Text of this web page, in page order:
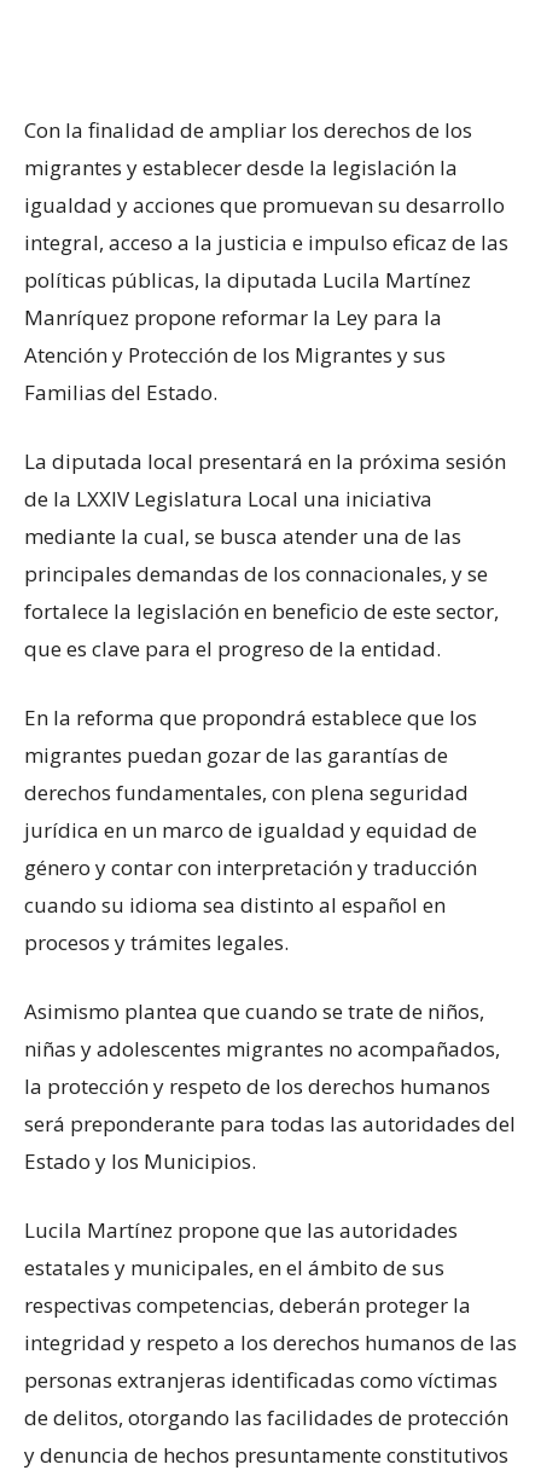
Con la finalidad de ampliar los derechos de los
migrantes y establecer desde la legislación la
igualdad y acciones que promuevan su desarrollo
integral, acceso a la justicia e impulso eficaz de las
políticas públicas, la diputada Lucila Martínez
Manríquez propone reformar la Ley para la
Atención y Protección de los Migrantes y sus
Familias del Estado.
La diputada local presentará en la próxima sesión
de la LXXIV Legislatura Local una iniciativa
mediante la cual, se busca atender una de las
principales demandas de los connacionales, y se
fortalece la legislación en beneficio de este sector,
que es clave para el progreso de la entidad.
En la reforma que propondrá establece que los
migrantes puedan gozar de las garantías de
derechos fundamentales, con plena seguridad
jurídica en un marco de igualdad y equidad de
género y contar con interpretación y traducción
cuando su idioma sea distinto al español en
procesos y trámites legales.
Asimismo plantea que cuando se trate de niños,
niñas y adolescentes migrantes no acompañados,
la protección y respeto de los derechos humanos
será preponderante para todas las autoridades del
Estado y los Municipios.
Lucila Martínez propone que las autoridades
estatales y municipales, en el ámbito de sus
respectivas competencias, deberán proteger la
integridad y respeto a los derechos humanos de las
personas extranjeras identificadas como víctimas
de delitos, otorgando las facilidades de protección
y denuncia de hechos presuntamente constitutivos